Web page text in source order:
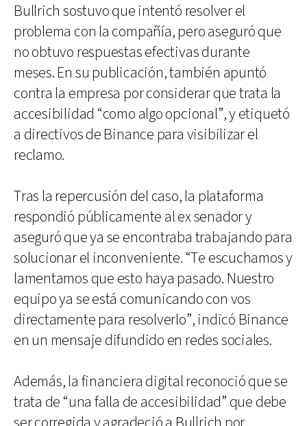
Bullrich sostuvo que intentó resolver el
problema con la compañía, pero aseguró que
no obtuvo respuestas efectivas durante
meses. En su publicación, también apuntó
contra la empresa por considerar que trata la
accesibilidad “como algo opcional”, y etiquetó
a directivos de Binance para visibilizar el
reclamo.
Tras la repercusión del caso, la plataforma
respondió públicamente al ex senador y
aseguró que ya se encontraba trabajando para
solucionar el inconveniente. “Te escuchamos y
lamentamos que esto haya pasado. Nuestro
equipo ya se está comunicando con vos
directamente para resolverlo”, indicó Binance
en un mensaje difundido en redes sociales.
Además, la financiera digital reconoció que se
trata de “una falla de accesibilidad” que debe